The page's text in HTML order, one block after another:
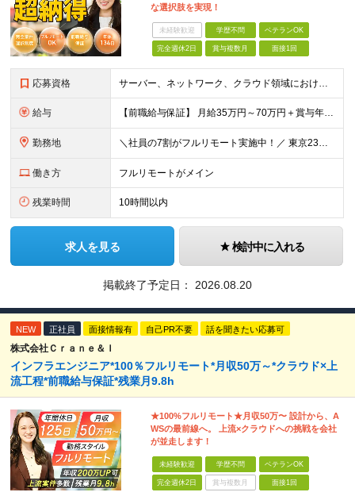
な選択肢を実現！
未経験歓迎 学歴不問 ベテランOK
完全週休2日 賞与複数月 面接1回
応募資格 サーバー、ネットワーク、クラウド領域におけるインフラエンジニアとしての何らかの実務経験（年数不問） ※設計、構築、運用保守、監視等 少しでも実務経験があれば、まずは気軽にエントリーしてみてください！
給与 【前職給与保証】 月給35万円～70万円＋賞与年2回＋各種手当 ※前職の給与・スキル・経験を考慮の上、決定いたします。 ※月給には固定残業代（月30時間分／5万円～10万円）を含みます。超過分は別途
勤務地 ＼社員の7割がフルリモート実施中！／ 東京23区内など1都3県を中心としたプロジェクト先での勤務となります。 ※勤務地は希望を考慮します ≪本社≫ 東京都渋谷区恵比寿南1丁目3番7号 隅越ビル5階
働き方 フルリモートがメイン
残業時間 10時間以内
求人を見る 検討中に入れる
掲載終了予定日： 2026.08.20
NEW 正社員 面接情報有 自己PR不要 話を聞きたい応募可
株式会社Ｃｒａｎｅ＆Ｉ
インフラエンジニア*100％フルリモート*月収50万～*クラウド×上
流工程*前職給与保証*残業月9.8h
★100%フルリモート★月収50万〜 設計から、A
WSの最前線へ。 上流×クラウドへの挑戦を会社
が並走します！
未経験歓迎 学歴不問 ベテランOK
完全週休2日 賞与複数月 面接1回